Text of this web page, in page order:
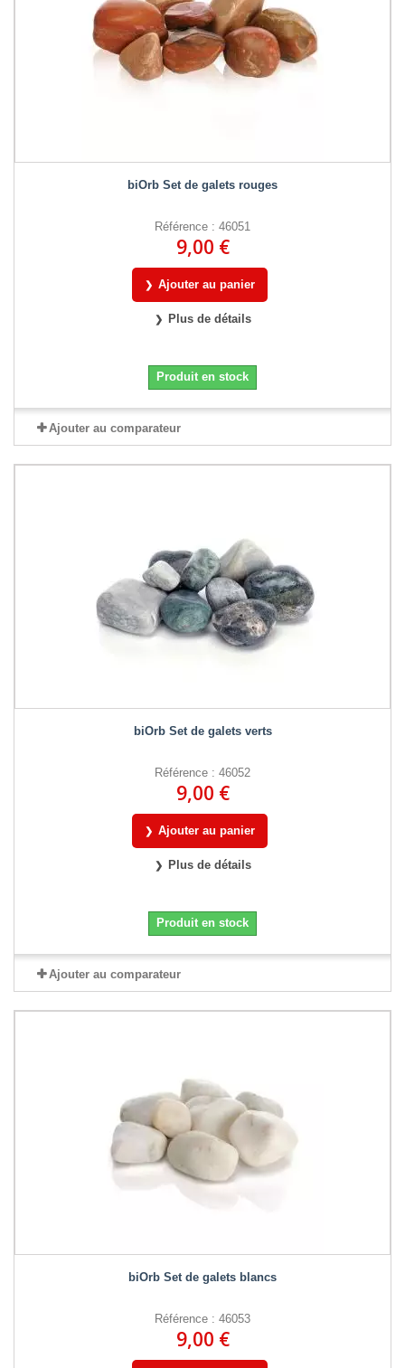
biOrb Set de galets rouges
Référence : 46051
9,00 €
Ajouter au panier
Plus de détails
Produit en stock
Ajouter au comparateur
biOrb Set de galets verts
Référence : 46052
9,00 €
Ajouter au panier
Plus de détails
Produit en stock
Ajouter au comparateur
biOrb Set de galets blancs
Référence : 46053
9,00 €